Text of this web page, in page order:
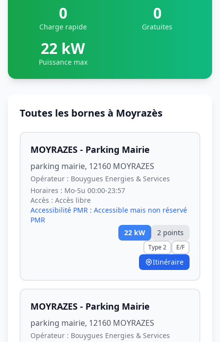
0
Charge rapide
0
Gratuites
22 kW
Puissance max
Toutes les bornes à Moyrazès
MOYRAZES - Parking Mairie
parking mairie, 12160 MOYRAZES
Opérateur : Bouygues Energies & Services
Horaires : Mo-Su 00:00-23:57
Accès : Accès libre
Accessibilité PMR : Accessible mais non réservé
PMR
22 kW 2 points
Type 2 E/F
Itinéraire
MOYRAZES - Parking Mairie
parking mairie, 12160 MOYRAZES
Opérateur : Bouygues Energies & Services